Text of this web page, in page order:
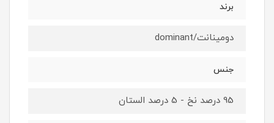
برند
دومینانت/dominant
جنس
95 درصد نخ - 5 درصد الستان